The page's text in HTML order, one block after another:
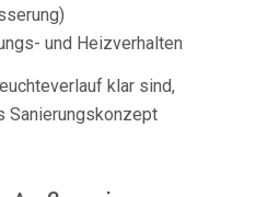
und Heizverhalten
klar sind,
Sanierungskonzept